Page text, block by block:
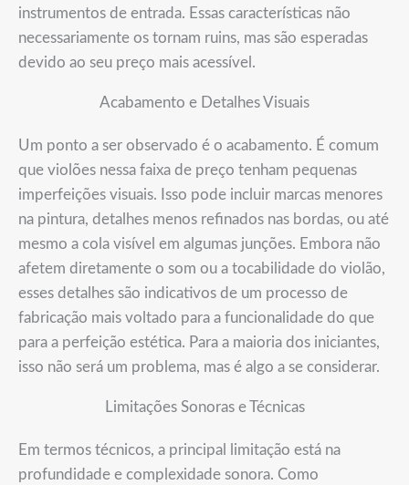
instrumentos de entrada. Essas características não
necessariamente os tornam ruins, mas são esperadas
devido ao seu preço mais acessível.
Acabamento e Detalhes Visuais
Um ponto a ser observado é o acabamento. É comum
que violões nessa faixa de preço tenham pequenas
imperfeições visuais. Isso pode incluir marcas menores
na pintura, detalhes menos refinados nas bordas, ou até
mesmo a cola visível em algumas junções. Embora não
afetem diretamente o som ou a tocabilidade do violão,
esses detalhes são indicativos de um processo de
fabricação mais voltado para a funcionalidade do que
para a perfeição estética. Para a maioria dos iniciantes,
isso não será um problema, mas é algo a se considerar.
Limitações Sonoras e Técnicas
Em termos técnicos, a principal limitação está na
profundidade e complexidade sonora. Como